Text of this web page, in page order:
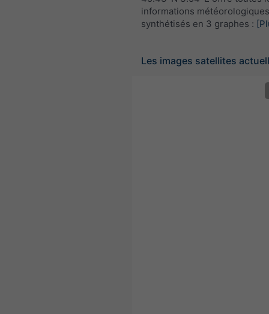
informations météorologiques
synthétisés en 3 graphes :
Les images satellites